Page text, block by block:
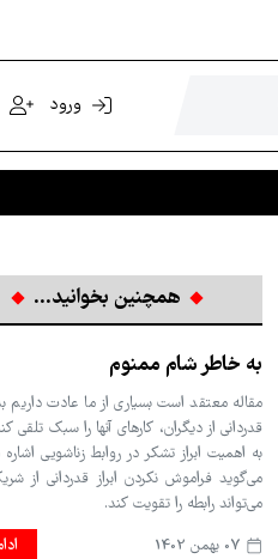
ورود
همچنین بخوانید...
به خاطر شام ممنوم
مقاله معتقد است بسیاری از ما عادت داریم
قدردانی از دیگران، کارهای آنها را سبک
به اهمیت ابراز تشکر در روابط زناشویی
می‌گوید فراموش نکردن ابراز قدردانی از
می‌تواند رابطه را تقویت کند.